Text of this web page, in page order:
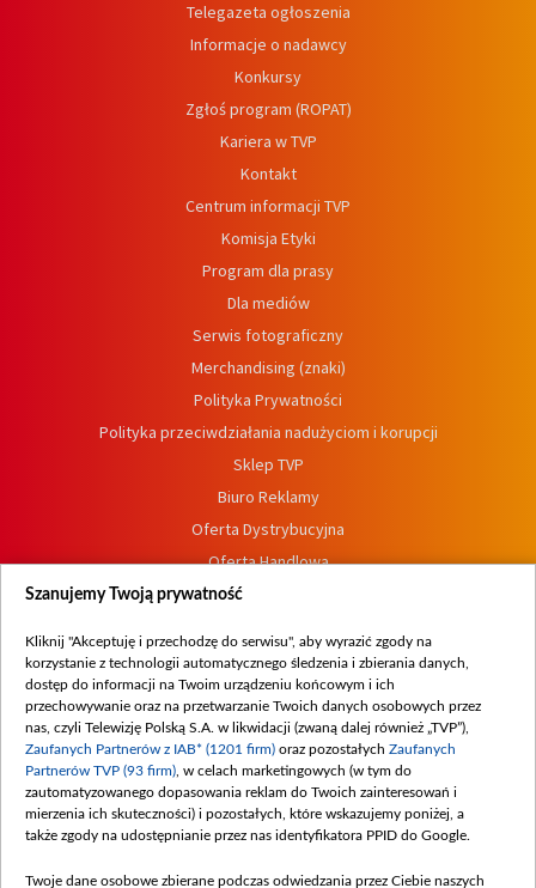
Telegazeta ogłoszenia
Informacje o nadawcy
Konkursy
Zgłoś program (ROPAT)
Kariera w TVP
Kontakt
Centrum informacji TVP
Komisja Etyki
Program dla prasy
Dla mediów
Serwis fotograficzny
Merchandising (znaki)
Polityka Prywatności
Polityka przeciwdziałania nadużyciom i korupcji
Sklep TVP
Biuro Reklamy
Oferta Dystrybucyjna
Oferta Handlowa
Dostępność
Procedura zgłoszeń wewnętrznych
Szanujemy Twoją prywatność
Kliknij "Akceptuję i przechodzę do serwisu", aby wyrazić zgody na
korzystanie z technologii automatycznego śledzenia i zbierania danych,
dostęp do informacji na Twoim urządzeniu końcowym i ich
przechowywanie oraz na przetwarzanie Twoich danych osobowych przez
nas, czyli Telewizję Polską S.A. w likwidacji (zwaną dalej również „TVP”),
Zaufanych Partnerów z IAB* (1201 firm) oraz pozostałych Zaufanych
Partnerów TVP (93 firm) , w celach marketingowych (w tym do
zautomatyzowanego dopasowania reklam do Twoich zainteresowań i
mierzenia ich skuteczności) i pozostałych, które wskazujemy poniżej, a
także zgody na udostępnianie przez nas identyfikatora PPID do Google.
Twoje dane osobowe zbierane podczas odwiedzania przez Ciebie naszych